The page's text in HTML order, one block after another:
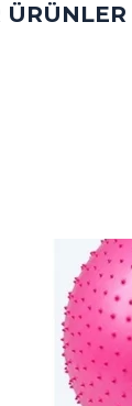
ÜRÜNLER